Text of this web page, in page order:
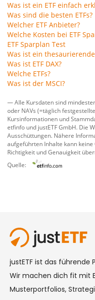
Was ist ein ETF einfach
Was sind die besten ETFs?
Welcher ETF Anbieter?
Welche Kosten bei ETF
ETF Sparplan Test
Was ist ein
Was ist ETF DAX?
Welche ETFs?
Was ist der MSCI?
— Alle Kursdaten sind
oder NAVs (=täglich
Kursinformationen und
etfinfo und justETF GmbH. Die
Ausschüttungen. Nähere
aufgeführten Inhalte kann
Richtigkeit und Genauigkeit
Quelle: